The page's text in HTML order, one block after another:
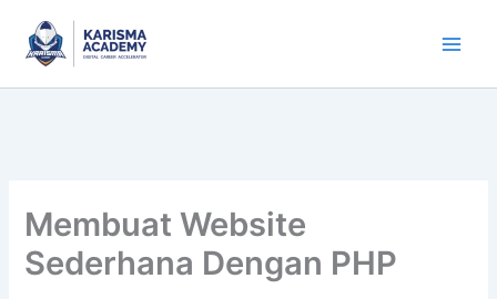
content
Membuat Website
Sederhana Dengan PHP